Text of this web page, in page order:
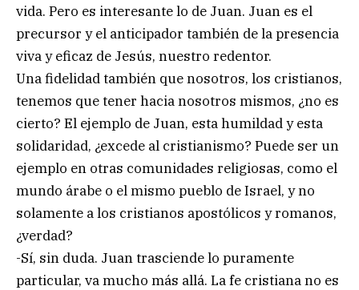
vida. Pero es interesante lo de Juan. Juan es el
precursor y el anticipador también de la presencia
viva y eficaz de Jesús, nuestro redentor.
Una fidelidad también que nosotros, los cristianos,
tenemos que tener hacia nosotros mismos, ¿no es
cierto? El ejemplo de Juan, esta humildad y esta
solidaridad, ¿excede al cristianismo? Puede ser un
ejemplo en otras comunidades religiosas, como el
mundo árabe o el mismo pueblo de Israel, y no
solamente a los cristianos apostólicos y romanos,
¿verdad?
-Sí, sin duda. Juan trasciende lo puramente
particular, va mucho más allá. La fe cristiana no es